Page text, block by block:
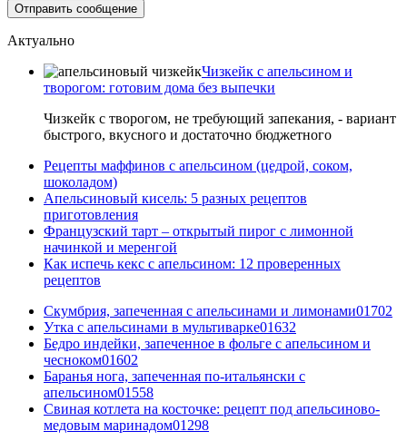
Актуально
Чизкейк с апельсином и
творогом: готовим дома без выпечки
Чизкейк с творогом, не требующий запекания, - вариант
быстрого, вкусного и достаточно бюджетного
Рецепты маффинов с апельсином (цедрой, соком,
шоколадом)
Апельсиновый кисель: 5 разных рецептов
приготовления
Французский тарт – открытый пирог с лимонной
начинкой и меренгой
Как испечь кекс с апельсином: 12 проверенных
рецептов
Скумбрия, запеченная с апельсинами и лимонами01702
Утка с апельсинами в мультиварке01632
Бедро индейки, запеченное в фольге с апельсином и
чесноком01602
Баранья нога, запеченная по-итальянски с
апельсином01558
Свиная котлета на косточке: рецепт под апельсиново-
медовым маринадом01298